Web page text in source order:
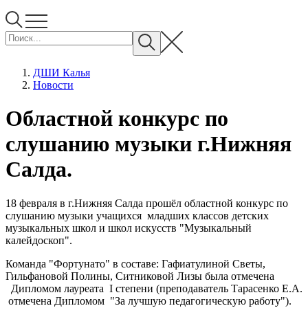
ДШИ Калья
Новости
Областной конкурс по
слушанию музыки г.Нижняя
Салда.
18 февраля в г.Нижняя Салда прошёл областной конкурс по
слушанию музыки учащихся младших классов детских
музыкальных школ и школ искусств "Музыкальный
калейдоскоп".
Команда "Фортунато" в составе: Гафиатулиной Светы,
Гильфановой Полины, Ситниковой Лизы была отмечена
Дипломом лауреата I степени (преподаватель Тарасенко Е.А.
отмечена Дипломом "За лучшую педагогическую работу").